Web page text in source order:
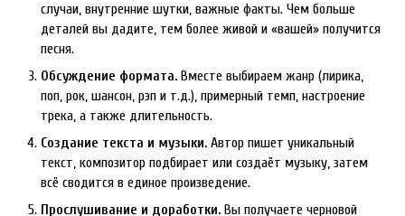
случаи, внутренние шутки, важные факты. Чем больше
деталей вы дадите, тем более живой и «вашей» получится
песня.
Обсуждение формата. Вместе выбираем жанр (лирика,
поп, рок, шансон, рэп и т.д.), примерный темп, настроение
трека, а также длительность.
Создание текста и музыки. Автор пишет уникальный
текст, композитор подбирает или создаёт музыку, затем
всё сводится в единое произведение.
Прослушивание и доработки. Вы получаете черновой